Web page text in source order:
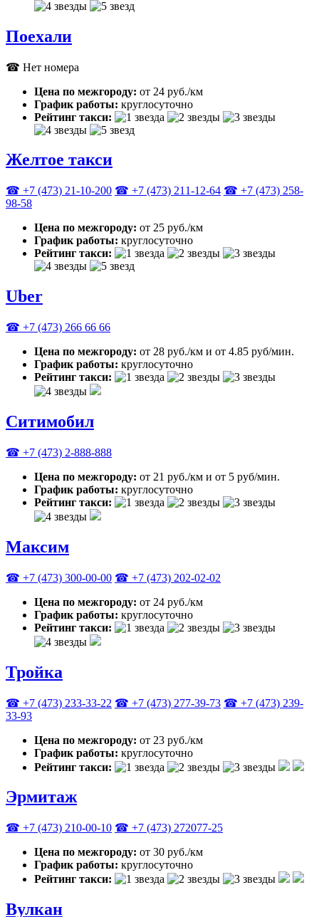
Поехали
☎ Нет номера
Цена по межгороду: от 24 руб./км
График работы: круглосуточно
Рейтинг такси:
Желтое такси
☎ +7 (473) 21-10-200 ☎ +7 (473) 211-12-64 ☎ +7 (473) 258-
98-58
Цена по межгороду: от 25 руб./км
График работы: круглосуточно
Рейтинг такси:
Uber
☎ +7 (473) 266 66 66
Цена по межгороду: от 28 руб./км и от 4.85 руб/мин.
График работы: круглосуточно
Рейтинг такси:
Ситимобил
☎ +7 (473) 2-888-888
Цена по межгороду: от 21 руб./км и от 5 руб/мин.
График работы: круглосуточно
Рейтинг такси:
Максим
☎ +7 (473) 300-00-00 ☎ +7 (473) 202-02-02
Цена по межгороду: от 24 руб./км
График работы: круглосуточно
Рейтинг такси:
Тройка
☎ +7 (473) 233-33-22 ☎ +7 (473) 277-39-73 ☎ +7 (473) 239-
33-93
Цена по межгороду: от 23 руб./км
График работы: круглосуточно
Рейтинг такси:
Эрмитаж
☎ +7 (473) 210-00-10 ☎ +7 (473) 272077-25
Цена по межгороду: от 30 руб./км
График работы: круглосуточно
Рейтинг такси:
Вулкан